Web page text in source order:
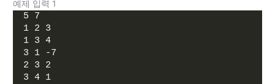
예제 입력 1
5 7
1 2 3
1 3 4
3 1 -7
2 3 2
3 4 1